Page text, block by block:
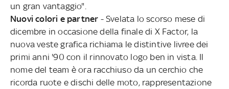
un gran vantaggio".
Nuovi colori e partner - Svelata lo scorso mese di
dicembre in occasione della finale di X Factor, la
nuova veste grafica richiama le distintive livree dei
primi anni '90 con il rinnovato logo ben in vista. Il
nome del team è ora racchiuso da un cerchio che
ricorda ruote e dischi delle moto, rappresentazione